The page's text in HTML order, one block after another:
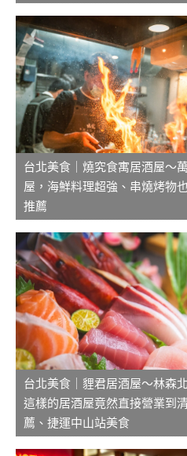
台北美食｜燒究食寓居酒屋～
屋，海鮮料理超強、串燒烤物
推薦
台北美食｜貍君居酒屋～林森
這樣的居酒屋竟然直接營業到
薦、捷運中山站美食